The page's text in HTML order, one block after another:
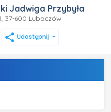
Jadwiga Przybyła
37-600 Lubaczów
share Udostępnij